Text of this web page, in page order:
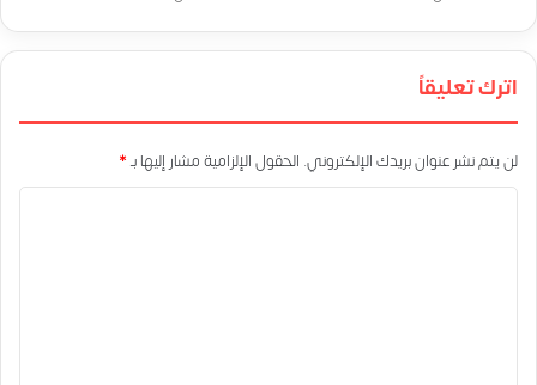
اترك تعليقاً
لن يتم نشر عنوان بريدك الإلكتروني. الحقول الإلزامية مشار إليها بـ*